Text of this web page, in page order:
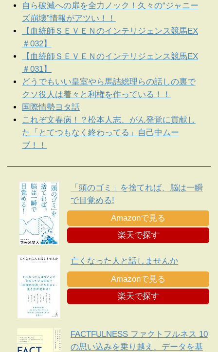
自ら破滅への扉を全力ノック！久々の“ジャニー
ズ崩壊”情報がアツい！！
【血統師ＳＥＶＥＮのインテリジェンス競馬EX
＃032】
【血統師ＳＥＶＥＮのインテリジェンス競馬EX
＃031】
どうでもいい皇室やら馬詰総理らの話しの裏で
クソ役人は着々と利権を作っている！！
国際情勢ヨタ話
これぞ文春病！？松本人志、がん発覚に貢献し
た「とてつもなく終わってる」自己中ムー
ブ！！
「頭のゴミ」を捨てれば、脳は一瞬
で目覚める!
Amazonで見る
楽天で探す
亡くなった人と話しませんか
Amazonで見る
楽天で探す
FACTFULNESS ファクトフルネス 10
の思い込みを乗り越え、データを基